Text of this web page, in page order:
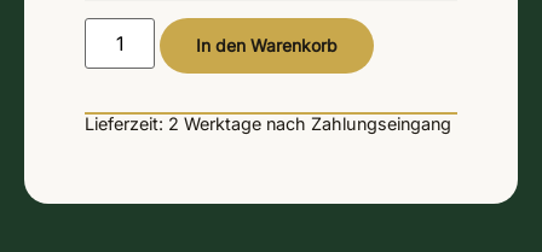
In den Warenkorb
Lieferzeit: 2 Werktage nach Zahlungseingang